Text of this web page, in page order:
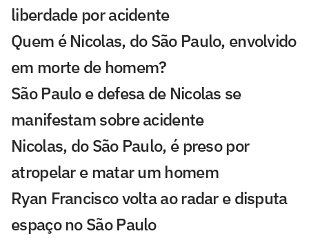
liberdade por acidente
Quem é Nicolas, do São Paulo, envolvido
em morte de homem?
São Paulo e defesa de Nicolas se
manifestam sobre acidente
Nicolas, do São Paulo, é preso por
atropelar e matar um homem
Ryan Francisco volta ao radar e disputa
espaço no São Paulo